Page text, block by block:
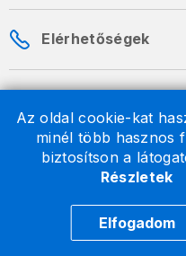
Az oldal cookie-kat
minél több hasznos
biztosítson a
Részletek
Elfogadom
Elérhetőségek
A honlapon szereplő
formában szabadon
2026 © A Nemzeti Adó-
jogvédelem alatt állnak.